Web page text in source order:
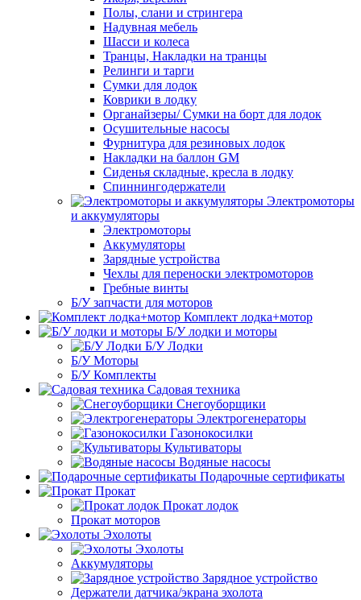
Полы, слани и стрингера
Надувная мебель
Шасси и колеса
Транцы, Накладки на транцы
Релинги и тарги
Сумки для лодок
Коврики в лодку
Органайзеры/ Сумки на борт для лодок
Осушительные насосы
Фурнитура для резиновых лодок
Накладки на баллон GM
Сиденья складные, кресла в лодку
Спиннингодержатели
Электромоторы
и аккумуляторы
Электромоторы
Аккумуляторы
Зарядные устройства
Чехлы для переноски электромоторов
Гребные винты
Б/У запчасти для моторов
Комплект лодка+мотор
Б/У лодки и моторы
Б/У Лодки
Б/У Моторы
Б/У Комплекты
Садовая техника
Снегоуборщики
Электрогенераторы
Газонокосилки
Культиваторы
Водяные насосы
Подарочные сертификаты
Прокат
Прокат лодок
Прокат моторов
Эхолоты
Эхолоты
Аккумуляторы
Зарядное устройство
Держатели датчика/экрана эхолота